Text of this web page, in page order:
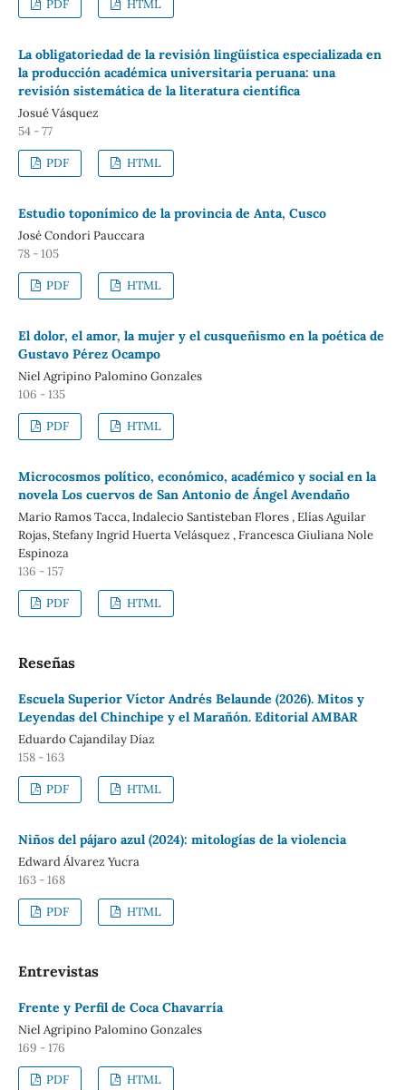
PDF HTML
La obligatoriedad de la revisión lingüística especializada en
la producción académica universitaria peruana: una
revisión sistemática de la literatura científica
Josué Vásquez
54 - 77
PDF HTML
Estudio toponímico de la provincia de Anta, Cusco
José Condori Pauccara
78 - 105
PDF HTML
El dolor, el amor, la mujer y el cusqueñismo en la poética de
Gustavo Pérez Ocampo
Niel Agripino Palomino Gonzales
106 - 135
PDF HTML
Microcosmos político, económico, académico y social en la
novela Los cuervos de San Antonio de Ángel Avendaño
Mario Ramos Tacca, Indalecio Santisteban Flores , Elías Aguilar
Rojas, Stefany Ingrid Huerta Velásquez , Francesca Giuliana Nole
Espinoza
136 - 157
PDF HTML
Reseñas
Escuela Superior Víctor Andrés Belaunde (2026). Mitos y
Leyendas del Chinchipe y el Marañón. Editorial AMBAR
Eduardo Cajandilay Díaz
158 - 163
PDF HTML
Niños del pájaro azul (2024): mitologías de la violencia
Edward Álvarez Yucra
163 - 168
PDF HTML
Entrevistas
Frente y Perfil de Coca Chavarría
Niel Agripino Palomino Gonzales
169 - 176
PDF
HTML